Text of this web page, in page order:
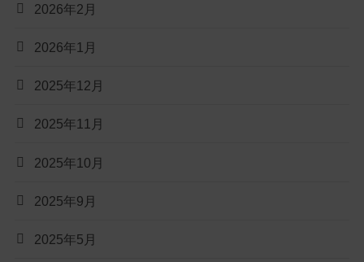
2026年2月
2026年1月
2025年12月
2025年11月
2025年10月
2025年9月
2025年5月